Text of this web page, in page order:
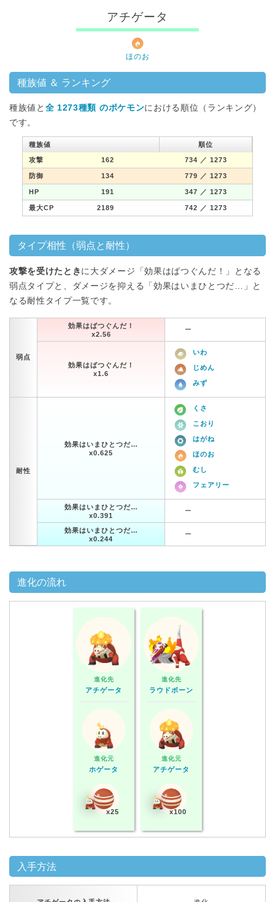
アチゲータ
ほのお
種族値 ＆ ランキング
種族値と 全 1273種類 のポケモンにおける順位（ランキング）
です。
種族値 順位
攻撃 162 734 ／ 1273
防御 134 779 ／ 1273
HP 191 347 ／ 1273
最大CP 2189 742 ／ 1273
タイプ相性（弱点と耐性）
攻撃を受けたとき に大ダメージ「効果はばつぐんだ！」となる
弱点タイプと、ダメージを抑える「効果はいまひとつだ…」と
なる耐性タイプ一覧です。
弱点
効果はばつぐんだ！
x2.56
ー
効果はばつぐんだ！
x1.6
いわ
じめん
みず
耐性
効果はいまひとつだ…
x0.625
くさ
こおり
はがね
ほのお
むし
フェアリー
効果はいまひとつだ…
x0.391
ー
効果はいまひとつだ…
x0.244
ー
進化の流れ
進化先
アチゲータ
進化元
ホゲータ
x25
進化先
ラウドボーン
進化元
アチゲータ
x100
入手方法